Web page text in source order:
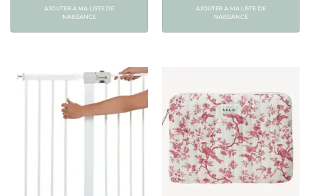
AJOUTER À MA LISTE DE
NAISSANCE
AJOUTER À MA LISTE DE
NAISSANCE